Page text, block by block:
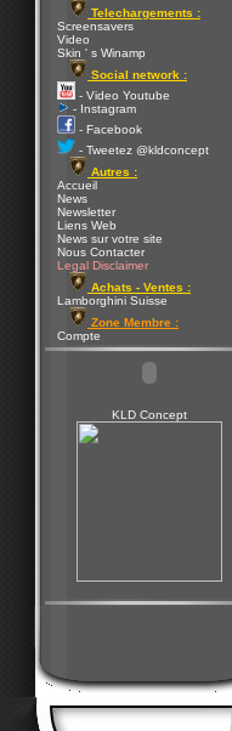
Telechargements :
Screensavers
Video
Skin ' s Winamp
Social network :
- Video Youtube
- Instagram
- Facebook
- Tweetez @kldconcept
Autres :
Accueil
News
Newsletter
Liens Web
News sur votre site
Nous Contacter
Legal Disclaimer
Achats - Ventes :
Lamborghini Suisse
Zone Membre :
Compte
KLD Concept